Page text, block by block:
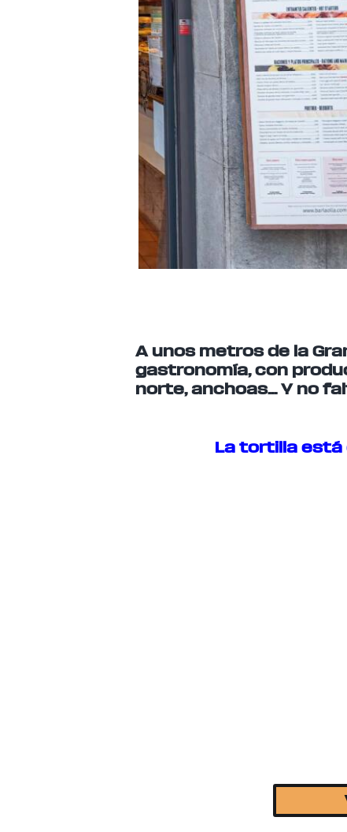
A unos metros de la
gastronomía, con
norte, anchoas… Y no
La tortilla está